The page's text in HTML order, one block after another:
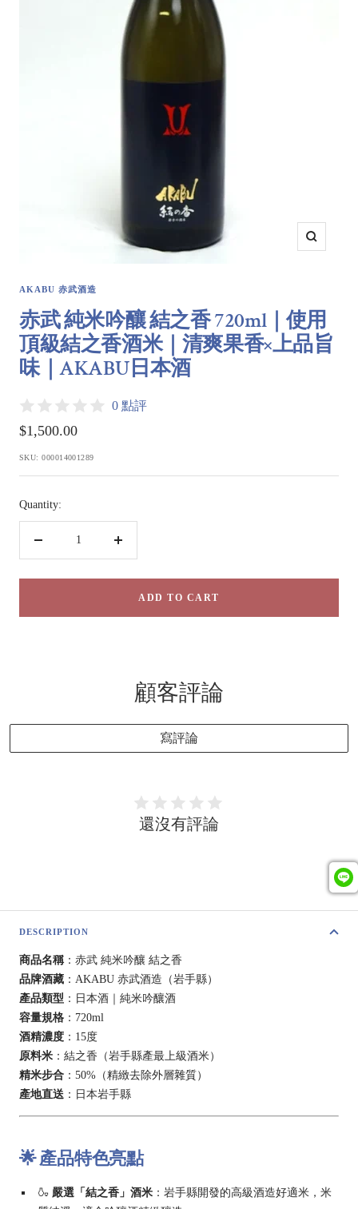
Zoom
AKABU 赤武酒造
赤武 純米吟釀 結之香 720ml｜使用
頂級結之香酒米｜清爽果香×上品旨
味｜AKABU日本酒
0 點評
Sale
price
$1,500.00
SKU:000014001289
Quantity:
ADD TO CART
顧客評論
寫評論
還沒有評論
DESCRIPTION
商品名稱：赤武 純米吟釀 結之香
品牌酒藏 ：AKABU 赤武酒造（岩手縣）
產品類型 ：日本酒｜純米吟釀酒
容量規格 ：720ml
酒精濃度 ：15度
原料米 ：結之香（岩手縣產最上級酒米）
精米步合 ：50%（精緻去除外層雜質）
產地直送 ：日本岩手縣
🌟 產品特色亮點
🍶 嚴選「結之香」酒米：岩手縣開發的高級酒造好適米，米